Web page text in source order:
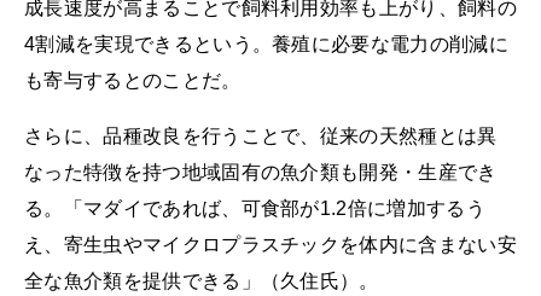
成長速度が高まることで飼料利用効率も上がり、飼料の
4割減を実現できるという。養殖に必要な電力の削減に
も寄与するとのことだ。
さらに、品種改良を行うことで、従来の天然種とは異
なった特徴を持つ地域固有の魚介類も開発・生産でき
る。「マダイであれば、可食部が1.2倍に増加するう
え、寄生虫やマイクロプラスチックを体内に含まない安
全な魚介類を提供できる」（久住氏）。